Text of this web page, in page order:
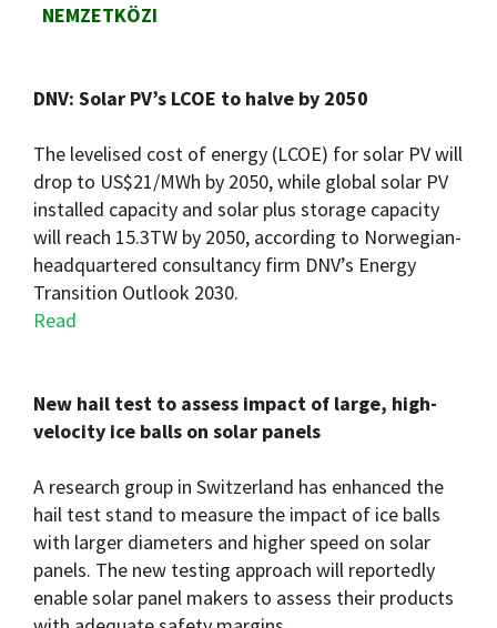
NEMZETKÖZI
DNV: Solar PV’s LCOE to halve by 2050
The levelised cost of energy (LCOE) for solar PV will
drop to US$21/MWh by 2050, while global solar PV
installed capacity and solar plus storage capacity
will reach 15.3TW by 2050, according to Norwegian-
headquartered consultancy firm DNV’s Energy
Transition Outlook 2030.
Read
New hail test to assess impact of large, high-
velocity ice balls on solar panels
A research group in Switzerland has enhanced the
hail test stand to measure the impact of ice balls
with larger diameters and higher speed on solar
panels. The new testing approach will reportedly
enable solar panel makers to assess their products